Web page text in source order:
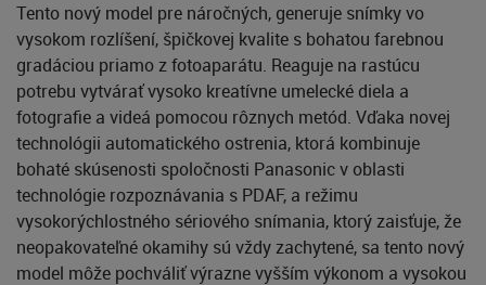
Tento nový model pre náročných, generuje snímky vo
vysokom rozlíšení, špičkovej kvalite s bohatou farebnou
gradáciou priamo z fotoaparátu. Reaguje na rastúcu
potrebu vytvárať vysoko kreatívne umelecké diela a
fotografie a videá pomocou rôznych metód. Vďaka novej
technológii automatického ostrenia, ktorá kombinuje
bohaté skúsenosti spoločnosti Panasonic v oblasti
technológie rozpoznávania s PDAF, a režimu
vysokorýchlostného sériového snímania, ktorý zaisťuje, že
neopakovateľné okamihy sú vždy zachytené, sa tento nový
model môže pochváliť výrazne vyšším výkonom a vysokou